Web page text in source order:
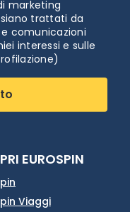
marketing
trattati da
comunicazioni
interessi e sulle
EUROSPIN
Viaggi